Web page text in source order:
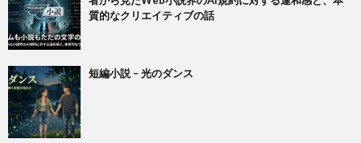
質的なクリエイティブの話
短編小説 – 光のダンス